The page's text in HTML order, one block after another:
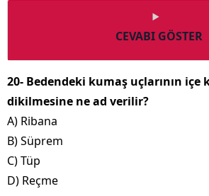
CEVABI GÖSTER
20- Bedendeki kumaş uçlarının içe
dikilmesine ne ad verilir?
A) Ribana
B) Süprem
C) Tüp
D) Reçme